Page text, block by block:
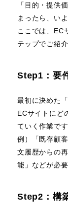
「目的・提供
まったら、い
ここでは、EC
テップでご紹介
Step1：要
最初に決めた
ECサイトにど
ていく作業です
例）「既存顧
文履歴からの
能」などが必要
Step2：構